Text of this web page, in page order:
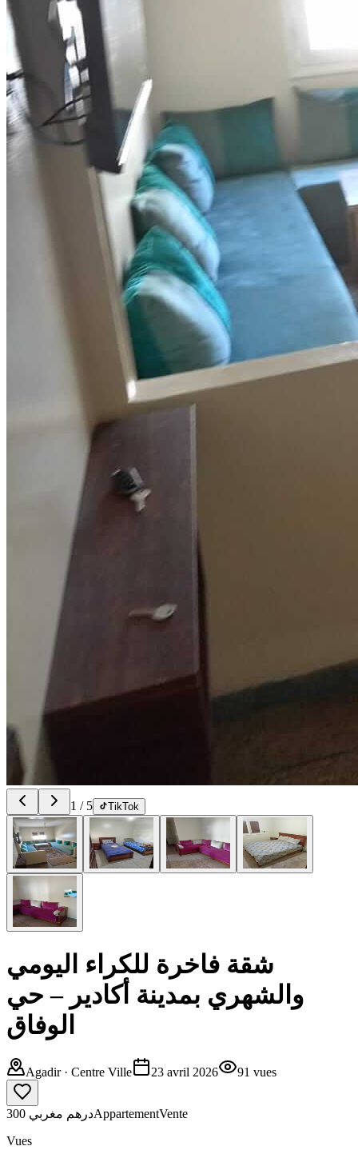
1 / 5 TikTok
شقة فاخرة للكراء اليومي
والشهري بمدينة أكادير – حي
الوفاق
Agadir· Centre Ville 23 avril 2026 91 vues
300 درهم مغربيAppartementVente
Vues